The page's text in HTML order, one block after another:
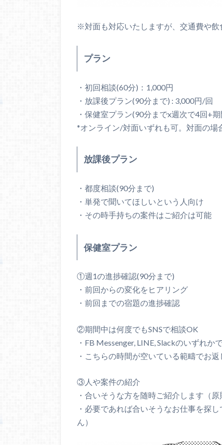
※対面も対応いたしますが、交通費や
プラン
・初回相談(60分)：1,000円
・放課後プラン(90分まで) : 3,000円/回
・保健室プラン(90分までx週次で4回+
*オンライン/対面いずれも可。対面の
放課後プラン
・都度相談(90分まで)
・単発で聞いてほしいという人向け
・その時手持ちの案件はご紹介は可能
保健室プラン
①週1の進捗確認(90分まで)
・前回からの変化をヒアリング
・前回までの宿題の進捗確認
②期間中は何度でもSNSで相談OK
・FB Messenger, LINE, Slackのいずれか
・こちらの時間が空いている範疇でお
③人や案件の紹介
・合いそうな方を随時ご紹介します（
・必要であれば合いそうなお仕事を探
ん）